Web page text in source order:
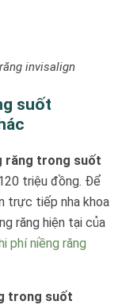
invisalign
suốt
răng trong suốt
triệu đồng. Để
trực tiếp nha khoa
răng hiện tại của
phí niềng răng
trong suốt